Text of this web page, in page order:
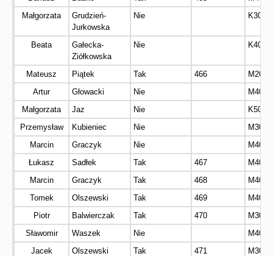
Małgorzata
Grudzień-
Jurkowska
Nie K30
Beata
Gałecka-
Ziółkowska
Nie K40
Mateusz Piątek Tak 466
M20
Artur
Głowacki Nie
M40
Małgorzata
Jaz Nie
K50
Przemysław
Kubieniec Nie
M30
Marcin
Graczyk Nie
M40
Łukasz
Sadłek Tak 467
M40
Marcin
Graczyk Tak 468
M40
Tomek
Olszewski Tak 469
M40
Piotr
Balwierczak Tak 470
M30
Sławomir
Waszek Nie
M40
Jacek
Olszewski Tak 471
M30